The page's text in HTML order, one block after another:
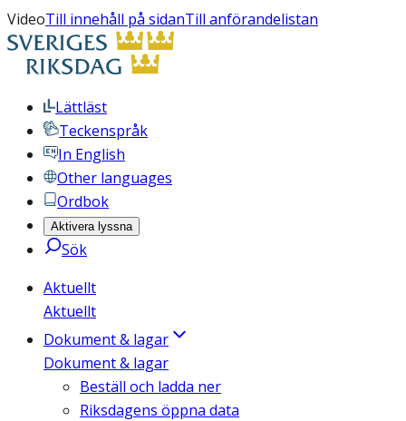
VideoTill innehåll på sidanTill anförandelistan
Lättläst
Teckenspråk
In English
Other languages
Ordbok
Aktivera lyssna
Sök
Aktuellt
Aktuellt
Dokument & lagar
Dokument & lagar
Beställ och ladda ner
Riksdagens öppna data